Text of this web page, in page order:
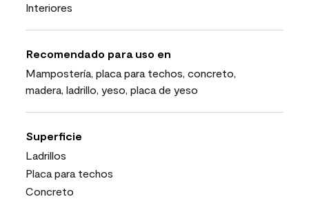
Interiores
Recomendado para uso en
Mampostería, placa para techos, concreto,
madera, ladrillo, yeso, placa de yeso
Superficie
Ladrillos
Placa para techos
Concreto